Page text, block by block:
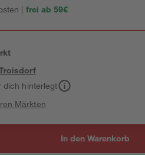
| frei ab 59€
dich hinterlegt
Märkten
In den Warenkorb